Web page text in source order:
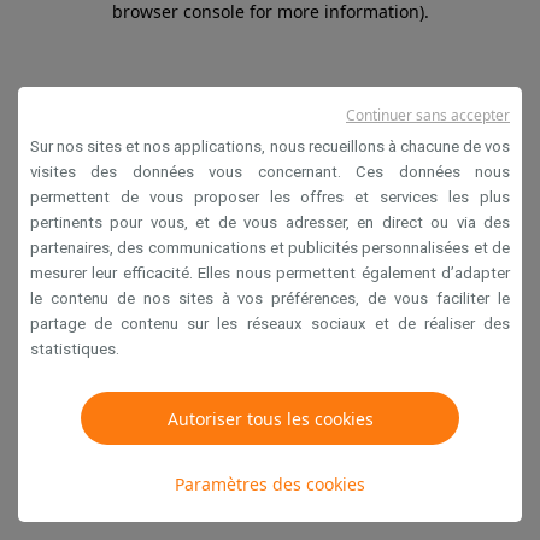
browser console for more information).
Sur nos sites et nos applications, nous recueillons à chacune de vos
visites des données vous concernant. Ces données nous
permettent de vous proposer les offres et services les plus
pertinents pour vous, et de vous adresser, en direct ou via des
partenaires, des communications et publicités personnalisées et de
mesurer leur efficacité. Elles nous permettent également d’adapter
le contenu de nos sites à vos préférences, de vous faciliter le
partage de contenu sur les réseaux sociaux et de réaliser des
statistiques.
Autoriser tous les cookies
Paramètres des cookies
Continuer sans accepter